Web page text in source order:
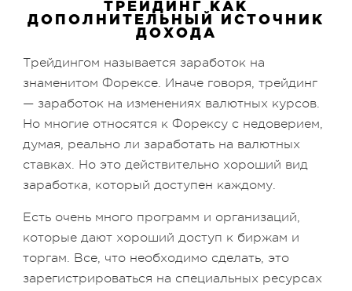
ТРЕЙДИНГ КАК
ДОПОЛНИТЕЛЬНЫЙ ИСТОЧНИК
ДОХОДА
Трейдингом называется заработок на
знаменитом Форексе. Иначе говоря, трейдинг
— заработок на изменениях валютных курсов.
Но многие относятся к Форексу с недоверием,
думая, реально ли заработать на валютных
ставках. Но это действительно хороший вид
заработка, который доступен каждому.
Есть очень много программ и организаций,
которые дают хороший доступ к биржам и
торгам. Все, что необходимо сделать, это
зарегистрироваться на специальных ресурсах